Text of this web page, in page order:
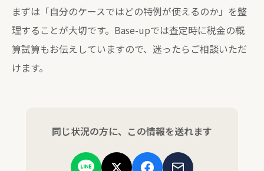
まずは「自分のケースではどの特例が使えるのか」を整
理することが大切です。Base-upでは査定時に税金の概
算試算もお伝えしていますので、迷ったらご相談いただ
けます。
同じ状況の方に、この情報を送れます